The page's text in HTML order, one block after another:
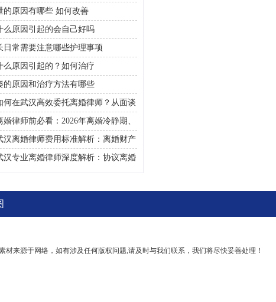
的原因有哪些 如何改善
么原因引起的会自己好吗
日常需要注意哪些护理事项
么原因引起的？如何治疗
的原因和治疗方法有哪些
何在武汉高效委托离婚律师？从面谈
决执行的完整避雷手册
婚律师前必看：2026年离婚冷静期、
及房产分割高频问题汇总
汉离婚律师费用标准解析：离婚财产
务处理及子女抚养指南
汉专业离婚律师深度解析：协议离婚
材来源于网络，如有涉及任何版权问题,请及时与我们联系，我们将尽快妥善处理！